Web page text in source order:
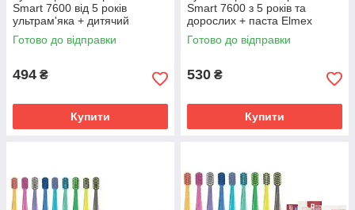
Smart 7600 від 5 років
ультрам'яка + дитячий
ополіскувач Elmex Junior 6-12
років
Готово до відправки
494 ₴
Купити
Smart 7600 з 5 років та
дорослих + паста Elmex
Aronal з цинком для захисту
ясен
Готово до відправки
530 ₴
Купити